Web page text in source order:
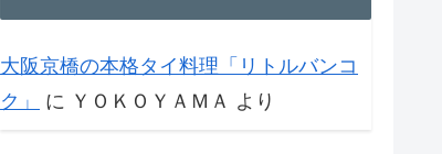
大阪京橋の本格タイ料理「リトルバンコ
ク」
に ＹＯＫＯＹＡＭＡ より